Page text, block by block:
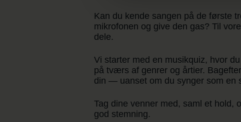
Kan du kende sangen på de første
mikrofonen og give den gas? Til
dele.
Vi starter med en musikquiz, hvor
på tværs af genrer og årtier.
din — uanset om du synger som en
Tag dine venner med, saml et hold,
god stemning.